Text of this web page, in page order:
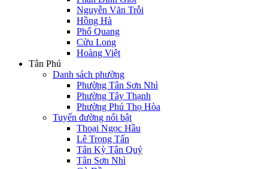
Nguyễn Văn Trỗi
Hồng Hà
Phổ Quang
Cửu Long
Hoàng Việt
Tân Phú
Danh sách phường
Phường Tân Sơn Nhì
Phường Tây Thạnh
Phường Phú Thọ Hòa
Tuyến đường nổi bật
Thoại Ngọc Hầu
Lê Trọng Tấn
Tân Kỳ Tân Quý
Tân Sơn Nhì